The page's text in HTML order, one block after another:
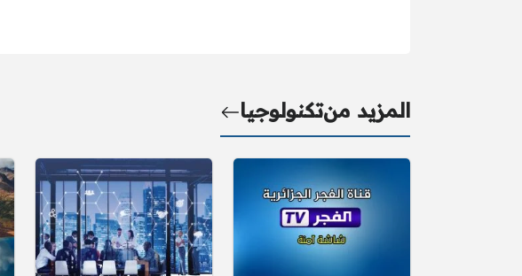
المزيد منتكنولوجيا